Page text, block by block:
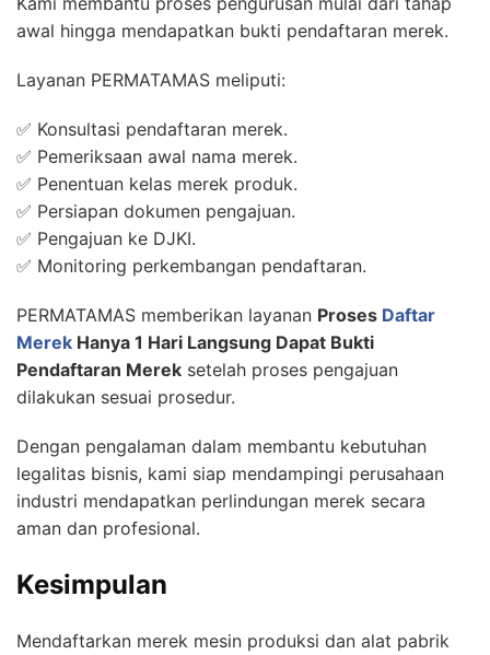
awal hingga mendapatkan bukti pendaftaran merek.
Layanan PERMATAMAS meliputi:
✅ Konsultasi pendaftaran merek.
✅ Pemeriksaan awal nama merek.
✅ Penentuan kelas merek produk.
✅ Persiapan dokumen pengajuan.
✅ Pengajuan ke DJKI.
✅ Monitoring perkembangan pendaftaran.
PERMATAMAS memberikan layanan Proses Daftar
Merek Hanya 1 Hari Langsung Dapat Bukti
Pendaftaran Merek setelah proses pengajuan
dilakukan sesuai prosedur.
Dengan pengalaman dalam membantu kebutuhan
legalitas bisnis, kami siap mendampingi perusahaan
industri mendapatkan perlindungan merek secara
aman dan profesional.
Kesimpulan
Mendaftarkan merek mesin produksi dan alat pabrik